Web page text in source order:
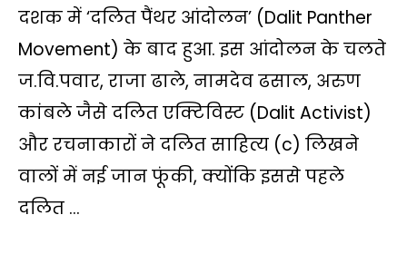
s
p
b
k
t
e
L
k
g
a
m
l
e
दशक में ‘दलित पैंथर आंदोलन’ (Dalit Panther
Movement) के बाद हुआ. इस आंदोलन के चलते
ज.वि.पवार, राजा ढाले, नामदेव ढसाल, अरुण
कांबले जैसे दलित एक्टिविस्ट (Dalit Activist)
और रचनाकारों ने दलित साहित्य (c) लिखने
वालों में नई जान फूंकी, क्योंकि इससे पहले
दलित …